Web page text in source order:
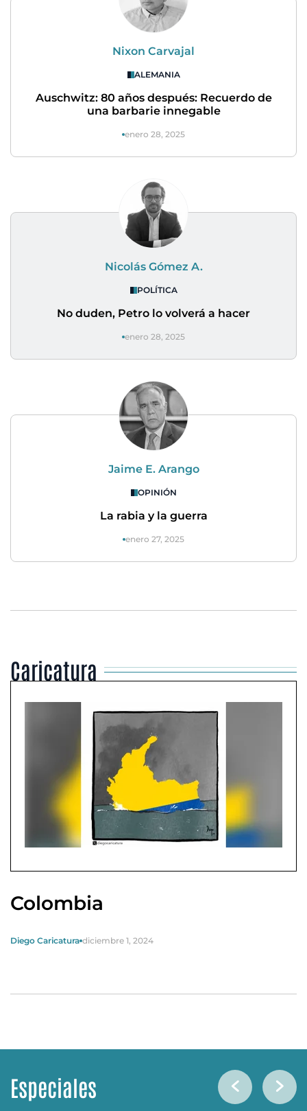
Nixon Carvajal
ALEMANIA
Auschwitz: 80 años después: Recuerdo de
una barbarie innegable
enero 28, 2025
Nicolás Gómez A.
POLÍTICA
No duden, Petro lo volverá a hacer
enero 28, 2025
Jaime E. Arango
OPINIÓN
La rabia y la guerra
enero 27, 2025
Caricatura
Colombia
Diego Caricatura diciembre 1, 2024
Especiales